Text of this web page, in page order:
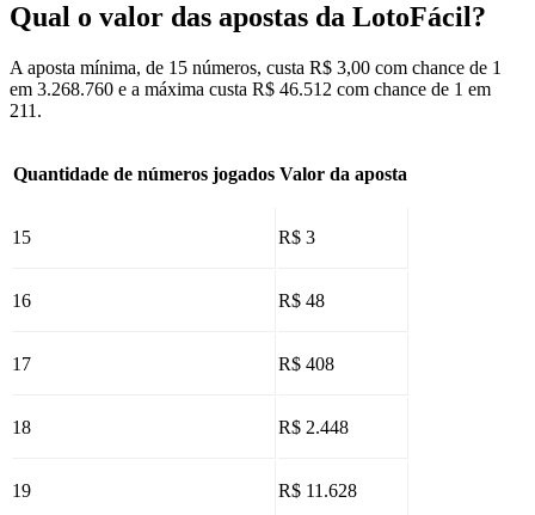
Qual o valor das apostas da LotoFácil?
A aposta mínima, de 15 números, custa R$ 3,00 com chance de 1
em 3.268.760 e a máxima custa R$ 46.512 com chance de 1 em
211.
Quantidade de números jogados Valor da aposta
15 R$ 3
16 R$ 48
17 R$ 408
18 R$ 2.448
19 R$ 11.628